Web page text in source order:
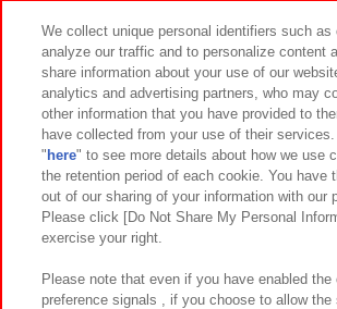
イベント・キャンペーン
関連会社 サステナビリティ サイ
プライバシーポリシー ウェブアクセシビリテ
お取引先さまとともに
カスタマーハラスメント対応方針 よくあるご質
We collect unique personal identifiers such as
analyze our traffic and to personalize content
share information about your use of our
analytics and advertising partners, who may
other information that you have provided to
have collected from your use of their
" here" to see more details about how we use
the retention period of each cookie. You have
out of our sharing of your information with our
Please click [Do Not Share My Personal
exercise your right.
Please note that even if you have enabled the
preference signals , if you choose to allow the